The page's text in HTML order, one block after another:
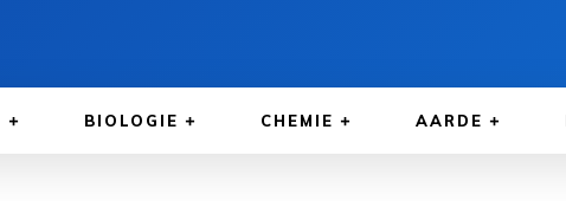
BIOLOGIE CHEMIE AARDE